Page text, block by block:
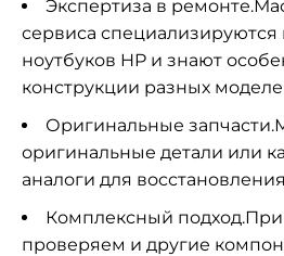
Экспертиза в
сервиса специализируются
ноутбуков HP и знают
конструкции разных
Оригинальные
оригинальные детали или
аналоги для
Комплексный
проверяем и другие